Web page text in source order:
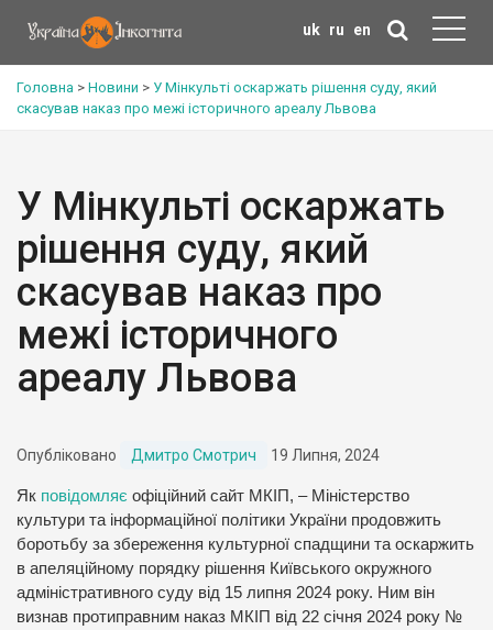
uk ru en
Головна > Новини > У Мінкульті оскаржать рішення суду, який
скасував наказ про межі історичного ареалу Львова
У Мінкульті оскаржать
рішення суду, який
скасував наказ про
межі історичного
ареалу Львова
Опубліковано Дмитро Смотрич 19 Липня, 2024
Як повідомляє офіційний сайт МКІП, – Міністерство
культури та інформаційної політики України продовжить
боротьбу за збереження культурної спадщини та оскаржить
в апеляційному порядку рішення Київського окружного
адміністративного суду від 15 липня 2024 року. Ним він
визнав протиправним наказ МКІП від 22 січня 2024 року №